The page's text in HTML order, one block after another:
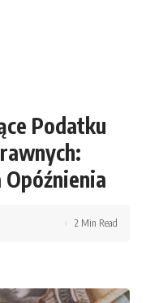
Podatku
2 Min Read